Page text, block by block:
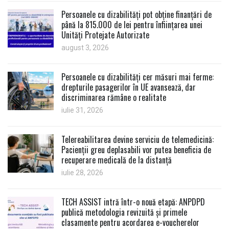
Persoanele cu dizabilități pot obține finanțări de
până la 815.000 de lei pentru înființarea unei
Unități Protejate Autorizate
august 3, 2026
Persoanele cu dizabilități cer măsuri mai ferme:
drepturile pasagerilor în UE avansează, dar
discriminarea rămâne o realitate
iulie 31, 2026
Telereabilitarea devine serviciu de telemedicină:
Pacienții greu deplasabili vor putea beneficia de
recuperare medicală de la distanță
iulie 28, 2026
TECH ASSIST intră într-o nouă etapă: ANPDPD
publică metodologia revizuită și primele
clasamente pentru acordarea e-voucherelor